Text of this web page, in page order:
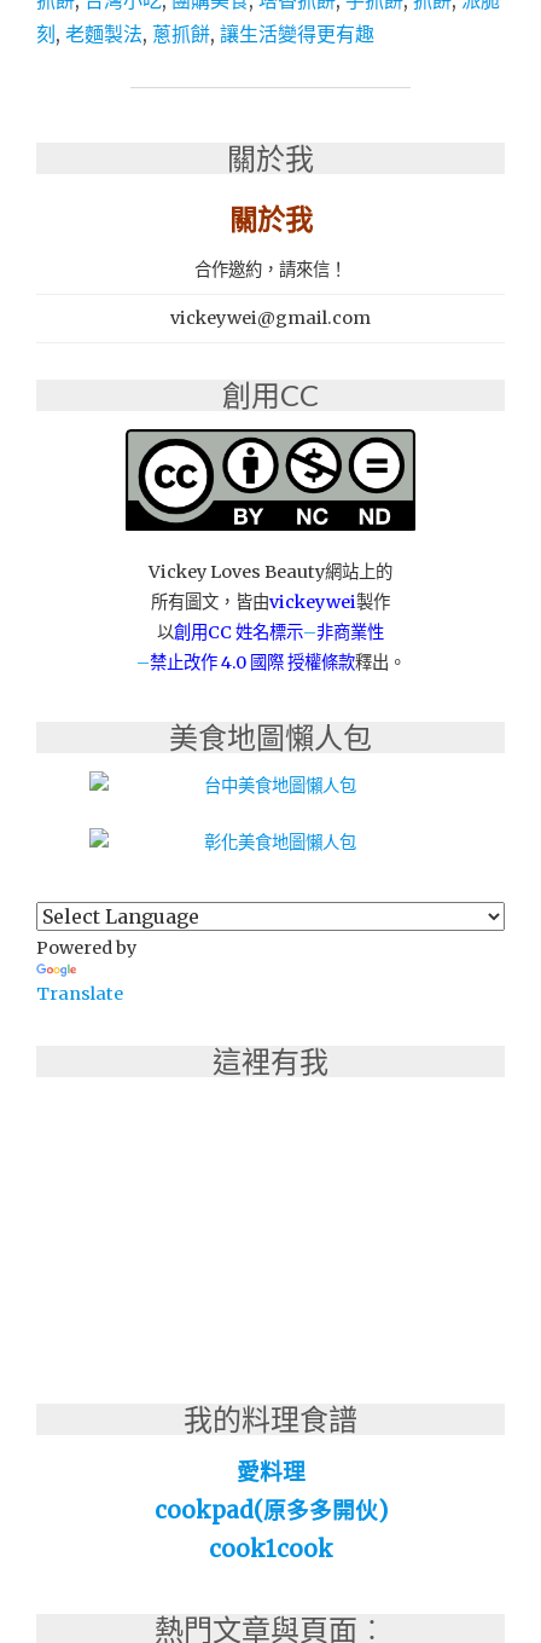
台
理：
橄
欖
油
塔
香
抓
餅
&
千
蔥
厚
刻, 老麵製法, 蔥抓餅, 讓生活變得更有趣
關於我
關於我
合作邀約，請來信！
vickeywei@gmail.com
創用CC
Vickey Loves Beauty網站上的
所有圖文，皆由vickeywei製作
以創用CC 姓名標示–非商業性
–禁止改作4.0 國際 授權條款釋出。
美食地圖懶人包
Powered by
Translate
這裡有我
我的料理食譜
愛料理
cookpad(原多多開伙)
cook1cook
熱門文章與頁面︰